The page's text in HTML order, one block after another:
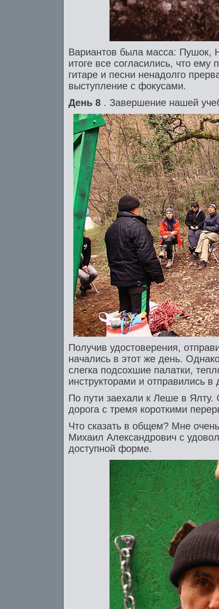
Вариантов была масса: Пушок,
итоге все согласились, что ему
гитаре и песни ненадолго
выступление с фокусами.
День 8 . Завершение нашей
Получив удостоверения,
начались в этот же день.
слегка подсохшие палатки,
инструкторами и отправились в
По пути заехали к Леше в
дорога с тремя короткими
Что сказать в общем? Мне
Михаил Александрович с
доступной форме.